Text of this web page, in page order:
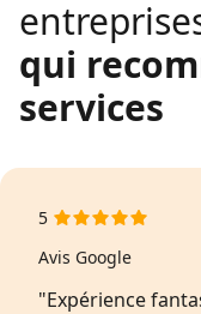
qui
services
5
Avis Google
"Expérience